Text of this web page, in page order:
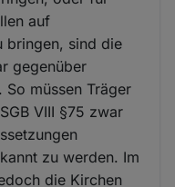
auf
bringen, sind die
gegenüber
müssen Träger
VIII §75 zwar
zu werden. Im
die Kirchen